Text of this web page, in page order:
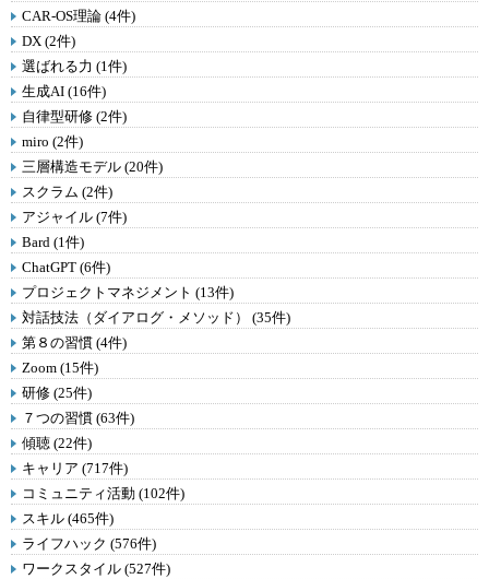
CAR-OS理論 (4件)
DX (2件)
選ばれる力 (1件)
生成AI (16件)
自律型研修 (2件)
miro (2件)
三層構造モデル (20件)
スクラム (2件)
アジャイル (7件)
Bard (1件)
ChatGPT (6件)
プロジェクトマネジメント (13件)
対話技法（ダイアログ・メソッド） (35件)
第８の習慣 (4件)
Zoom (15件)
研修 (25件)
７つの習慣 (63件)
傾聴 (22件)
キャリア (717件)
コミュニティ活動 (102件)
スキル (465件)
ライフハック (576件)
ワークスタイル (527件)